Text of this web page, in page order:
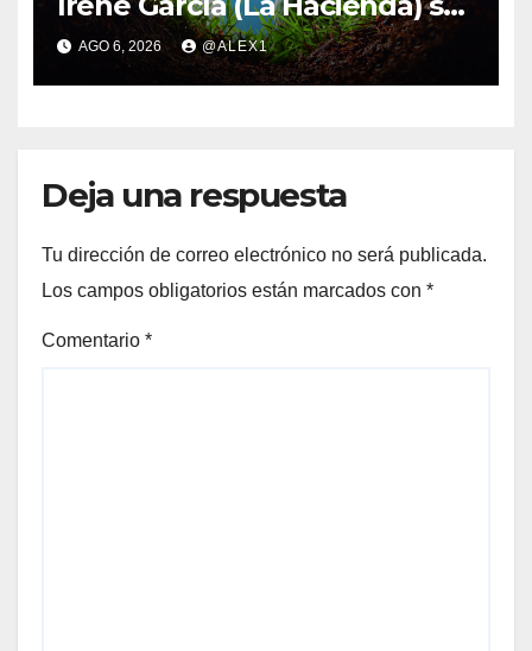
meten en las semifinales del
Campeonato de Málaga
Match Play
AGO 6, 2026 @ALEX1
Deja una respuesta
Tu dirección de correo electrónico no será publicada.
Los campos obligatorios están marcados con *
Comentario *